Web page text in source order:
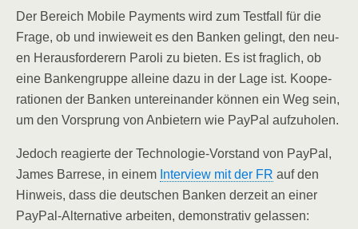
Der Bereich Mobi­le Pay­ments wird zum Test­fall für die
Fra­ge, ob und inwie­weit es den Ban­ken gelingt, den neu­
en Her­aus­for­de­rern Paro­li zu bie­ten. Es ist frag­lich, ob
eine Ban­ken­grup­pe allei­ne dazu in der Lage ist. Koope­
ra­tio­nen der Ban­ken unter­ein­an­der kön­nen ein Weg sein,
um den Vor­sprung von Anbie­tern wie Pay­Pal aufzuholen.
Jedoch reagier­te der Tech­no­lo­gie-Vor­stand von Pay­Pal,
James Bar­re­se, in einem Inter­view mit der FR auf den
Hin­weis, dass die deut­schen Ban­ken der­zeit an einer
Pay­Pal-Alter­na­ti­ve arbei­ten, demons­tra­tiv gelassen: